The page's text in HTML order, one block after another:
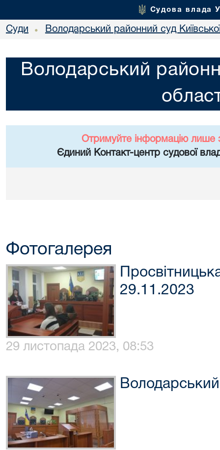
Судова влада
Суди • Володарський районний суд
Володарський
Отримуйте інформацію лише
Єдиний Контакт-центр судової
Фотогалерея
29.11.2023
29 листопада 2023, 08:53